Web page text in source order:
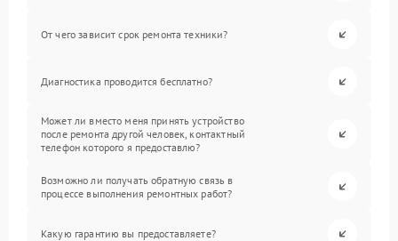
От чего зависит срок ремонта техники?
Диагностика проводится бесплатно?
Может ли вместо меня принять устройство
после ремонта другой человек, контактный
телефон которого я предоставлю?
Возможно ли получать обратную связь в
процессе выполнения ремонтных работ?
Какую гарантию вы предоставляете?